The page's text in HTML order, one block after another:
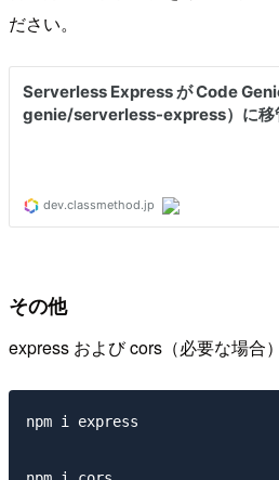
ださい。
その他
express および cors（必要な場合
npm i express